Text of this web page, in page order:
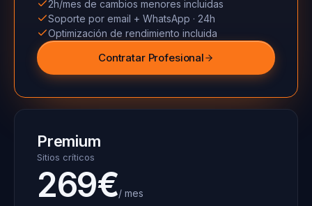
2h/mes de cambios menores incluidas
Soporte por email + WhatsApp · 24h
Optimización de rendimiento incluida
Contratar Profesional
Premium
Sitios críticos
269€/ mes